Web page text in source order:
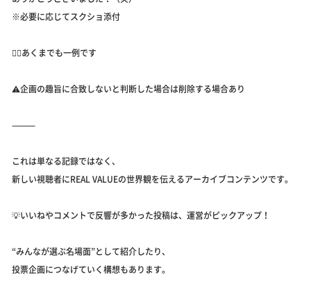
※必要に応じてスクショ添付
👆🏻あくまでも一例です
⚠️企画の趣旨に合致しないと判断した場合は削除する場合あり
⸻
これは単なる記録ではなく、
新しい視聴者にREAL VALUEの世界観を伝えるアーカイブコンテンツです。
💡いいねやコメントで反響が多かった投稿は、運営がピックアップ！
“みんなが選ぶ名場面”として紹介したり、
投票企画につなげていく構想もあります。